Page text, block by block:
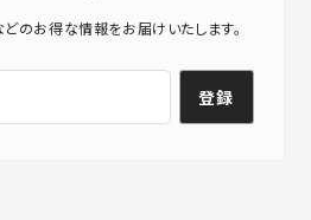
のお得な情報をお届けいたします。
登録